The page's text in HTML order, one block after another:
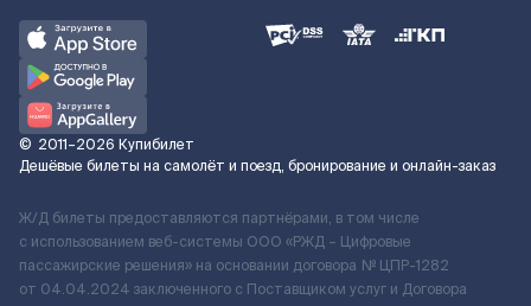
© 2011–2026 Купибилет
Дешёвые билеты на самолёт и поезд, бронирование и онлайн-заказ
Ж/Д билеты предоставляются партнёрами, в том числе
с использованием веб-системы ООО «РЖД – Цифровые
пассажирские решения» на основании договора № ЦПР-1282
от 04.04.2024 заключенного с Поставщиком услуг и Договора